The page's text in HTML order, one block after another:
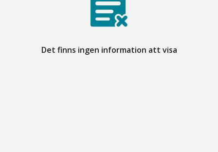
Det finns ingen information att visa